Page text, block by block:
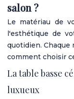
salon ?
Le matériau de
l'esthétique de
quotidien. Chaque
comment choisir
La table basse
luxueux